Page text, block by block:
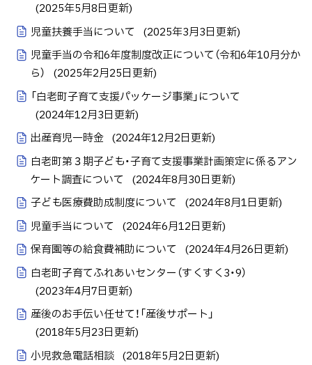
(2025年5月8日更新)
児童扶養手当について (2025年3月3日更新)
児童手当の令和6年度制度改正について（令和6年10月分か
ら）
(2025年2月25日更新)
「白老町子育て支援パッケージ事業」について
(2024年12月3日更新)
出産育児一時金 (2024年12月2日更新)
白老町第３期子ども・子育て支援事業計画策定に係るアン
ケート調査について (2024年8月30日更新)
子ども医療費助成制度について (2024年8月1日更新)
児童手当について (2024年6月12日更新)
保育園等の給食費補助について (2024年4月26日更新)
白老町子育てふれあいセンター（すくすく3・9）
(2023年4月7日更新)
産後のお手伝い任せて！「産後サポート」
(2018年5月23日更新)
小児救急電話相談 (2018年5月2日更新)